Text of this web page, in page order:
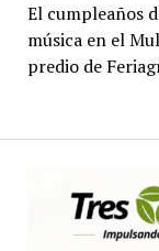
El cumpleaños
música en el
predio de